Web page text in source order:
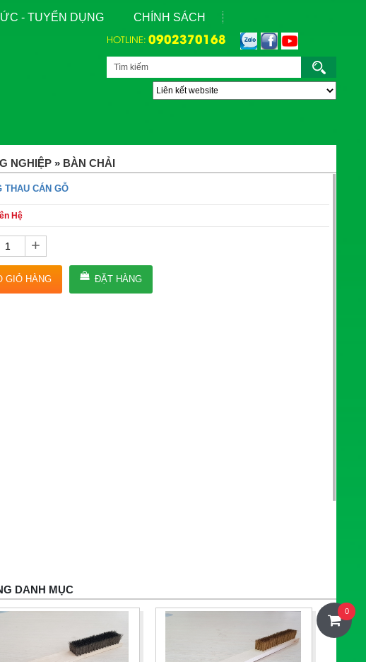
- TUYỂN DỤNG CHÍNH SÁCH
HOTLINE: 0902370168
NGHIỆP » BÀN CHẢI
THAU CÁN GỖ
Hệ
+
GIỎ HÀNG ĐẶT HÀNG
DANH MỤC
0